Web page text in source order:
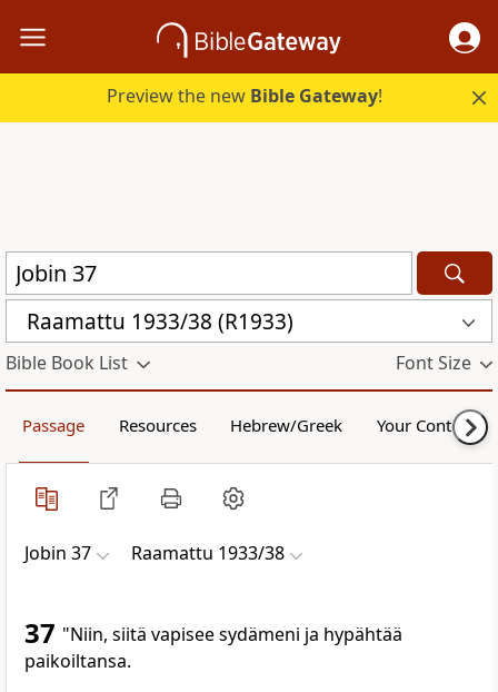
Preview the new Bible Gateway!
Raamattu 1933/38 (R1933)
Bible Book List Font Size
Passage Resources Hebrew/Greek Your Content
Jobin 37 Raamattu 1933/38
37 "Niin, siitä vapisee sydämeni ja hypähtää
paikoiltansa.